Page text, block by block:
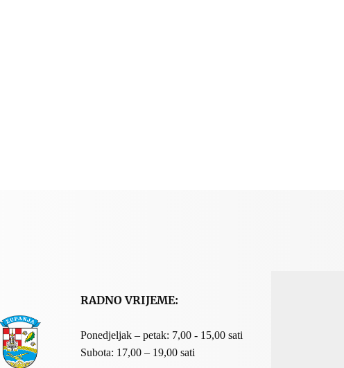
RADNO VRIJEME:
Ponedjeljak – petak: 7,00 - 15,00 sati
Subota: 17,00 – 19,00 sati